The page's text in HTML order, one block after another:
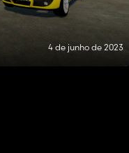
4 de junho de 2023